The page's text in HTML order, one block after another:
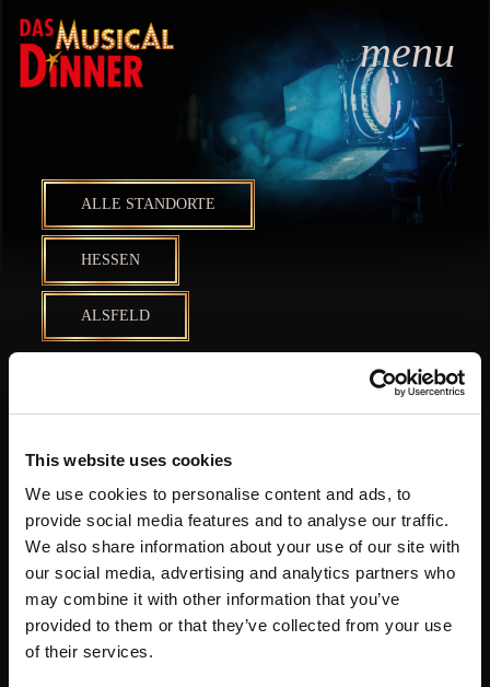
This website uses cookies
We use cookies to personalise content and ads, to
provide social media features and to analyse our traffic.
We also share information about your use of our site with
our social media, advertising and analytics partners who
may combine it with other information that you’ve
provided to them or that they’ve collected from your use
of their services.
menu
ALLE STANDORTE
HESSEN
ALSFELD
ALSFELD
Genießen Sie einen Abend voller Musik und kulinarischer
Köstlichkeiten bei unserem Musicaldinner in Alsfeld.
Inmitten der malerischen Kulisse der Stadt verwandelt sich
die GaststätteGüterbahnhof Alsfeldin eine Bühne für
mitreißende Live-Musik. In dieser einladenden Umgebung
können die Gäste ein exquisites Menü genießen, begleitet
von talentierten Künstlern, die unvergessliche Songs und